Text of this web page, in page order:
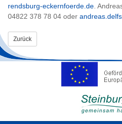
rendsburg-eckernfoerde.de .
04822 378 78 04 oder
Zurück